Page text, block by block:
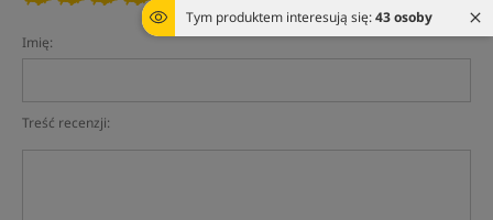
Tym produktem interesują się:43 osoby
Imię:
Treść recenzji: